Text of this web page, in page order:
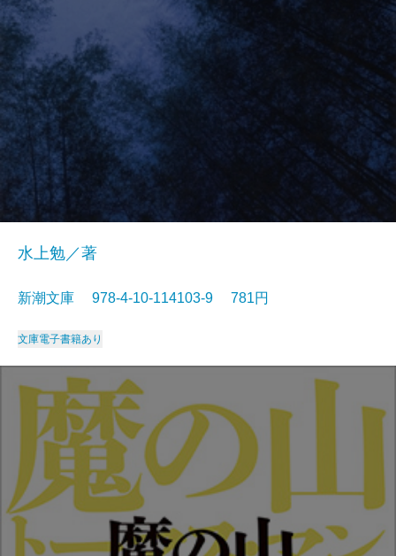
水上勉／著
新潮文庫 978-4-10-114103-9 781円
文庫電子書籍あり